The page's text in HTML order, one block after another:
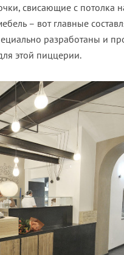
свисающие с потолка
– вот главные
разработаны и
этой пиццерии.